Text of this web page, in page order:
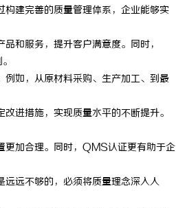
建完善的质量管理体系，企业能够实
和服务，提升客户满意度。同时，
如，从原材料采购、生产加工、到最
进措施，实现质量水平的不断提升。
更加合理。同时，QMS认证更有助于企
远不够的，必须将质量理念深入人